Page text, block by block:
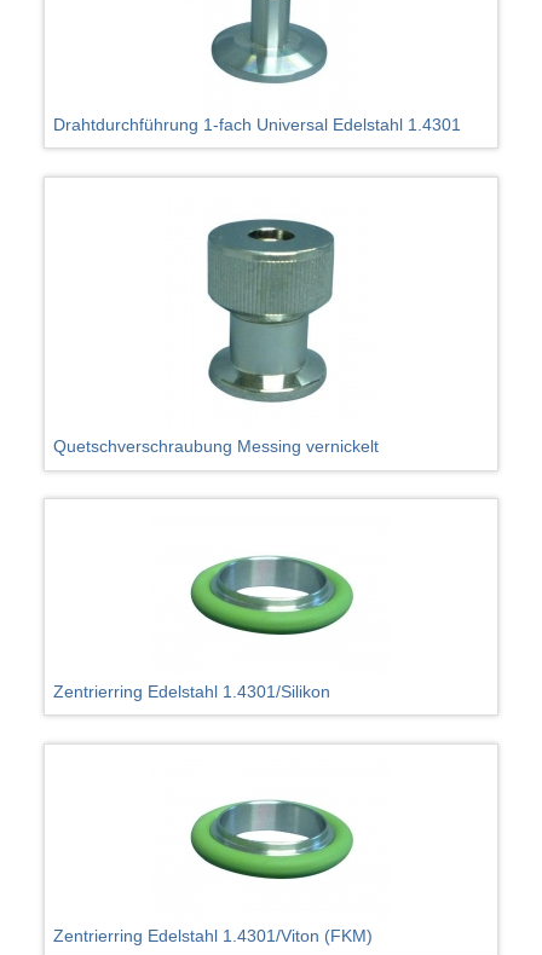
Drahtdurchführung 1-fach Universal Edelstahl 1.4301
Quetschverschraubung Messing vernickelt
Zentrierring Edelstahl 1.4301/Silikon
Zentrierring Edelstahl 1.4301/Viton (FKM)